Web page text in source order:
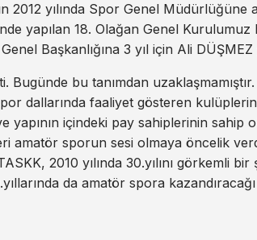
2012 yılında Spor Genel Müdürlüğüne
yapılan 18. Olağan Genel
Başkanlığına 3 yıl için Ali
Bugünde bu tanımdan
dallarında faaliyet gösteren
yapının içindeki pay sahiplerinin sahip
amatör sporun sesi olmaya öncelik
2010 yılında 30.yılını görkemli bir
da amatör spora